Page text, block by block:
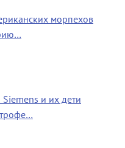
морпехов
и их дети